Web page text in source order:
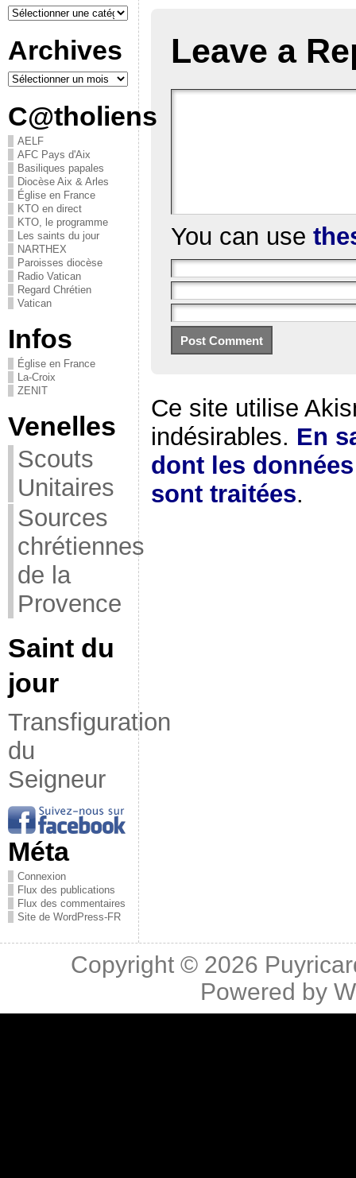
Archives
C@tholiens
AELF
AFC Pays d'Aix
Basiliques papales
Diocèse Aix & Arles
Église en France
KTO en direct
KTO, le programme
Les saints du jour
NARTHEX
Paroisses diocèse
Radio Vatican
Regard Chrétien
Vatican
Infos
Église en France
La-Croix
ZENIT
Venelles
Scouts
Unitaires
Sources
chrétiennes
de la
Provence
Saint du
jour
Transfiguration
du
Seigneur
Méta
Connexion
Flux des publications
Flux des commentaires
Site de WordPress-FR
Leave a
You can use
Ce site utilise
indésirables. En
dont les
sont traitées.
Copyright © 2026
Powered by